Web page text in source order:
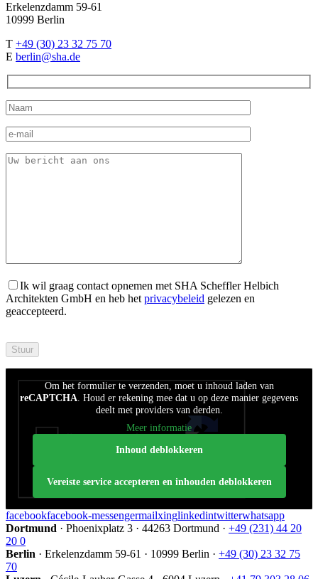
Erkelenzdamm 59-61
10999 Berlin
T +49 (30) 23 32 75 70
E berlin@sha.de
Ik wil graag contact opnemen met SHA Scheffler Helbich
Architekten GmbH en heb het privacybeleid gelezen en
geaccepteerd.
füllen
nicht
Om het formulier te verzenden, moet u inhoud laden van
reCAPTCHA . Houd er rekening mee dat u op deze manier gegevens
deelt met providers van derden.
Meer informatie
Inhoud deblokkeren
Vereiste service accepteren en inhouden deblokkeren
facebookfacebook-messengermailxinglinkedintwitterwhatsapp
Dortmund · Phoenixplatz 3 · 44263 Dortmund · +49 (231) 44 20
20 0
Berlin · Erkelenzdamm 59-61 · 10999 Berlin · +49 (30) 23 32 75
70